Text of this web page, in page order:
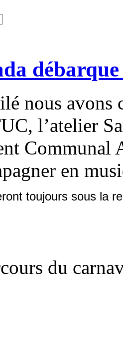
nous avons
l’atelier
Communal
en
toujours sous la
du